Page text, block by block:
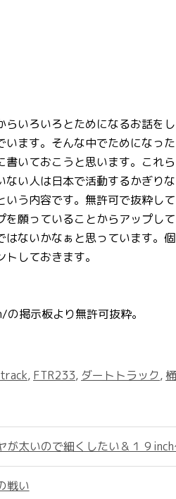
らいろいろとためになるお話を
います。そんな中でためになっ
書いておこうと思います。これ
ない人は日本で活動するかぎり
う内容です。無許可で抜粋し
を願っていることからアップし
ないかなぁと思っています。
しておきます。
掲示板より無許可抜粋。
, FTR233, ダートトラック,
が太いので細くしたい＆１９
戦い